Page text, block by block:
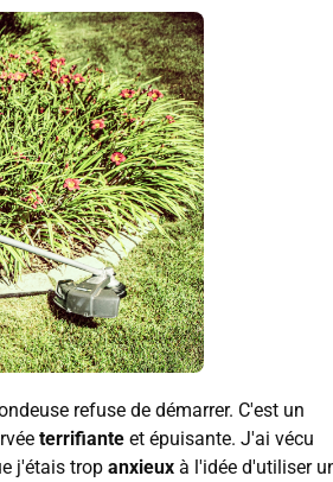
refuse de démarrer. C'est un
terrifiante et épuisante. J'ai vécu
j'étais trop anxieux à l'idée d'utiliser